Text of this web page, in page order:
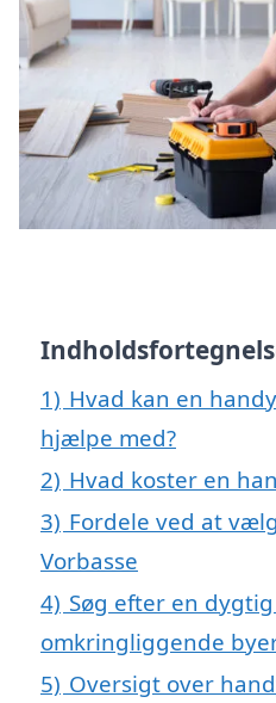
1) Hvad kan en
hjælpe med?
2) Hvad koster en
3) Fordele ved at
Vorbasse
4) Søg efter en
omkringliggende
5) Oversigt over